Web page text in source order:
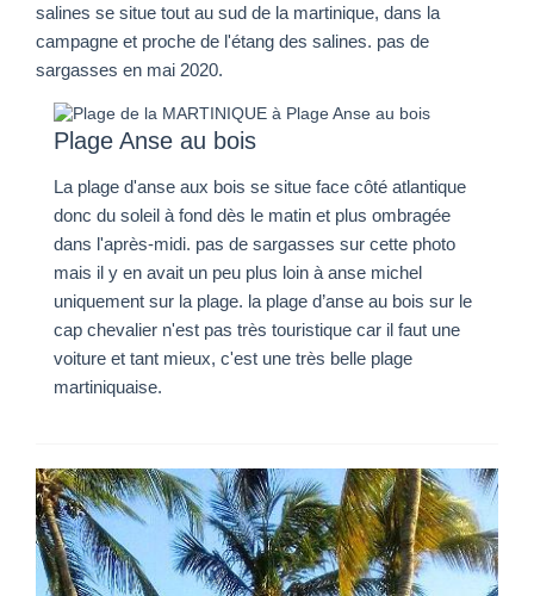
salines se situe tout au sud de la martinique, dans la
campagne et proche de l'étang des salines. pas de
sargasses en mai 2020.
Plage Anse au bois
La plage d'anse aux bois se situe face côté atlantique
donc du soleil à fond dès le matin et plus ombragée
dans l'après-midi. pas de sargasses sur cette photo
mais il y en avait un peu plus loin à anse michel
uniquement sur la plage. la plage d’anse au bois sur le
cap chevalier n'est pas très touristique car il faut une
voiture et tant mieux, c'est une très belle plage
martiniquaise.